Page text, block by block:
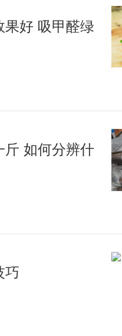
果好 吸甲醛绿
斤 如何分辨什
巧